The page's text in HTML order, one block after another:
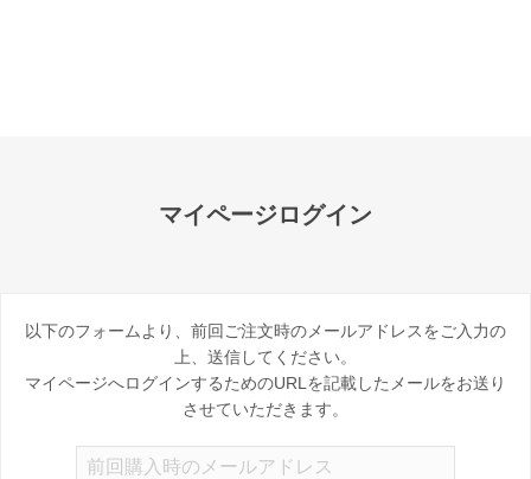
オリジナルうちわ製作所マイページログイン
以下のフォームより、前回ご注文時のメールアドレスをご入力の
上、送信してください。
マイページへログインするためのURLを記載したメールをお送り
させていただきます。